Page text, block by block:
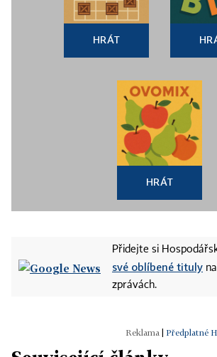
HRÁT
HRÁT
Přidejte si
své oblíbené tituly
zprávách.
Předplatné